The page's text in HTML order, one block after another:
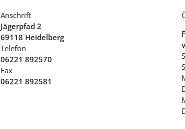
Anschrift
Jägerpfad 2
69118 Heidelberg
Telefon
06221 892570
Fax
06221 892581